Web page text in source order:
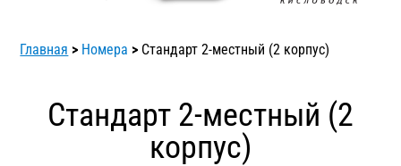
Главная > Номера > Стандарт 2-местный (2 корпус)
Стандарт 2-местный (2
корпус)